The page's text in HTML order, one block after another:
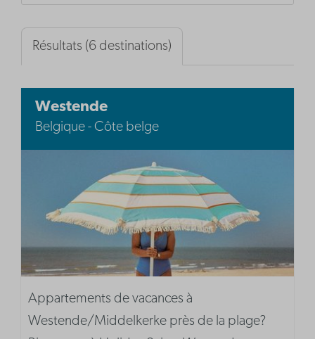
Résultats (6 destinations)
Westende
Belgique - Côte belge
Appartements de vacances à
Westende/Middelkerke près de la plage?